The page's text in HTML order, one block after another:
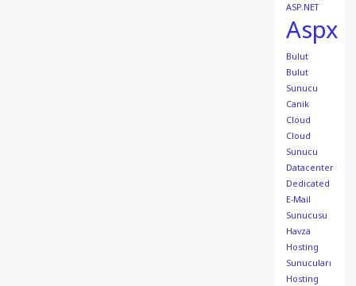
ASP.NET
Aspx
Bulut
Bulut
Sunucu
Canik
Cloud
Cloud
Sunucu
Datacenter
Dedicated
E-Mail
Sunucusu
Havza
Hosting
Sunucuları
Hosting